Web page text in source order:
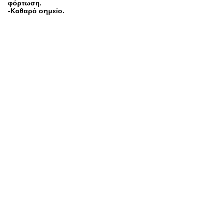
φόρτωση.
-Καθαρό σημείο.